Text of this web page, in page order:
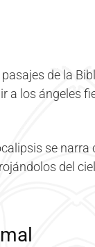
de la
a los ángeles
se
del